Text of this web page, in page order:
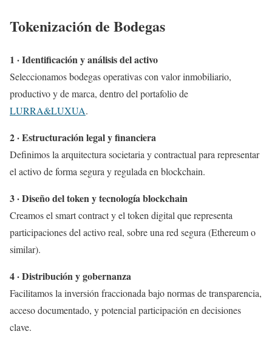
Tokenización de Bodegas
1 · Identificación y análisis del activo
Seleccionamos bodegas operativas con valor inmobiliario,
productivo y de marca, dentro del portafolio de
LURRA&LUXUA.
2 · Estructuración legal y financiera
Definimos la arquitectura societaria y contractual para representar
el activo de forma segura y regulada en blockchain.
3 · Diseño del token y tecnología blockchain
Creamos el smart contract y el token digital que representa
participaciones del activo real, sobre una red segura (Ethereum o
similar).
4 · Distribución y gobernanza
Facilitamos la inversión fraccionada bajo normas de transparencia,
acceso documentado, y potencial participación en decisiones
clave.